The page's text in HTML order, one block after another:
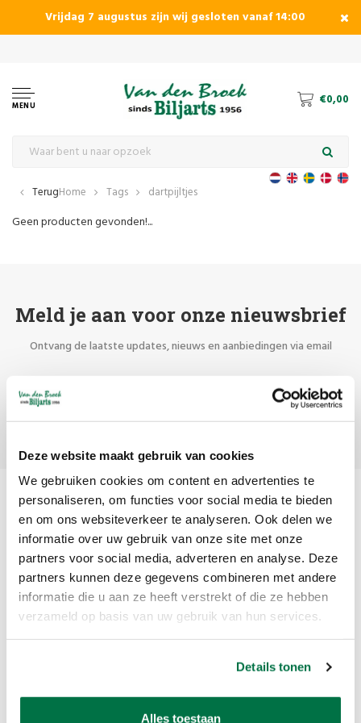
Deze website maakt gebruik van cookies
We gebruiken cookies om content en advertenties te
personaliseren, om functies voor social media te bieden
en om ons websiteverkeer te analyseren. Ook delen we
informatie over uw gebruik van onze site met onze
partners voor social media, adverteren en analyse. Deze
partners kunnen deze gegevens combineren met andere
informatie die u aan ze heeft verstrekt of die ze hebben
verzameld op basis van uw gebruik van hun services.
Details tonen
Alles toestaan
Vrijdag 7 augustus zijn wij gesloten vanaf 14:00
MENU €0,00
TerugHome Tags dartpijltjes
Geen producten gevonden!...
Meld je aan voor onze nieuwsbrief
Ontvang de laatste updates, nieuws en aanbiedingen via email
Abonneer
Van den Broek Biljarts staat voor kwaliteit, vakmanschap en service.
1332 AZ Almere